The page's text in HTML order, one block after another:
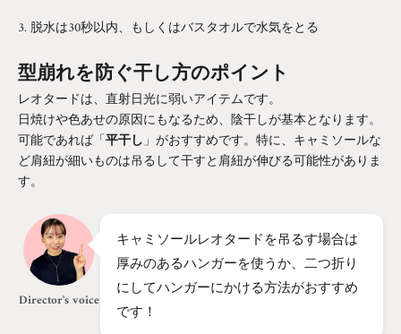
脱水は30秒以内、もしくはバスタオルで水気をとる
型崩れを防ぐ干し方のポイント
レオタードは、直射日光に弱いアイテムです。
日焼けや色あせの原因にもなるため、陰干しが基本となります。
可能であれば「平干し」がおすすめです。特に、キャミソールな
ど肩紐が細いものは吊るして干すと肩紐が伸びる可能性がありま
す。
Director's voice
キャミソールレオタードを吊るす場合は
厚みのあるハンガーを使うか、二つ折り
にしてハンガーにかける方法がおすすめ
です！